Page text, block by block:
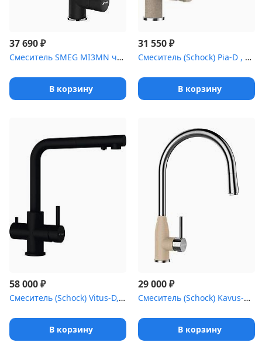
37 690₽
Смеситель SMEG MI3MN чёрный матовый
В корзину
31 550₽
Смеситель (Schock) Pia-D , Cristalite саббиа
В корзину
58 000₽
Смеситель (Schock) Vitus-D, black еdition
В корзину
29 000₽
Смеситель (Schock) Kavus-D, Cristalite, выдвижной излив сталь/лун...
В корзину